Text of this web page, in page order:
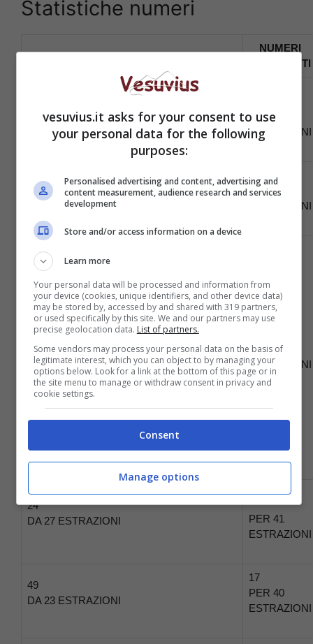
Statistiche numeri
NUMERI RITARDATARI
NUMERI
FREQUENTI
DA 41 ESTRAZIONI
PER 42
ESTRAZIONI
36
DA 30 ESTRAZIONI
55
PER 41
ESTRAZIONI
DA 27 ESTRAZIONI
PER 41
ESTRAZIONI
24
DA 27 ESTRAZIONI
16
PER 41
ESTRAZIONI
49
DA 23 ESTRAZIONI
17
PER 40
ESTRAZIONI
vesuvius.it asks for your consent to use
your personal data for the following
purposes:
Personalised advertising and content, advertising and
content measurement, audience research and services
development
Store and/or access information on a device
Learn more
Your personal data will be processed and information from
your device (cookies, unique identifiers, and other device data)
may be stored by, accessed by and shared with 319 partners,
or used specifically by this site. We and our partners may use
precise geolocation data. List of partners.
Some vendors may process your personal data on the basis of
legitimate interest, which you can object to by managing your
options below. Look for a link at the bottom of this page or in
the site menu to manage or withdraw consent in privacy and
cookie settings.
Consent
Manage options